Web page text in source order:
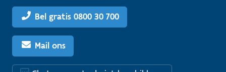
Bel gratis 0800 30 700
Mail ons